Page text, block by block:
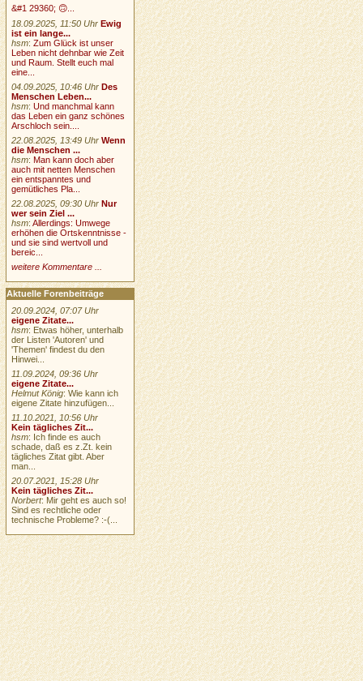
&#1 29360; 🙃...
18.09.2025, 11:50 Uhr Ewig
ist ein lange...
hsm:Zum Glück ist unser
Leben nicht dehnbar wie Zeit
und Raum. Stellt euch mal
eine...
04.09.2025, 10:46 Uhr Des
Menschen Leben...
hsm:Und manchmal kann
das Leben ein ganz schönes
Arschloch sein....
22.08.2025, 13:49 Uhr Wenn
die Menschen ...
hsm:Man kann doch aber
auch mit netten Menschen
ein entspanntes und
gemütliches Pla...
22.08.2025, 09:30 Uhr Nur
wer sein Ziel ...
hsm:Allerdings: Umwege
erhöhen die Ortskenntnisse -
und sie sind wertvoll und
bereic...
weitere Kommentare ...
Aktuelle Forenbeiträge
20.09.2024, 07:07 Uhr
eigene Zitate...
hsm: Etwas höher, unterhalb
der Listen 'Autoren' und
'Themen' findest du den
Hinwei...
11.09.2024, 09:36 Uhr
eigene Zitate...
Helmut König: Wie kann ich
eigene Zitate hinzufügen...
11.10.2021, 10:56 Uhr
Kein tägliches Zit...
hsm: Ich finde es auch
schade, daß es z.Zt. kein
tägliches Zitat gibt. Aber
man...
20.07.2021, 15:28 Uhr
Kein tägliches Zit...
Norbert: Mir geht es auch so!
Sind es rechtliche oder
technische Probleme? :-(...